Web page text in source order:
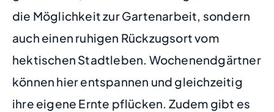
die Möglichkeit zur Gartenarbeit, sondern
auch einen ruhigen Rückzugsort vom
hektischen Stadtleben. Wochenendgärtner
können hier entspannen und gleichzeitig
ihre eigene Ernte pflücken. Zudem gibt es